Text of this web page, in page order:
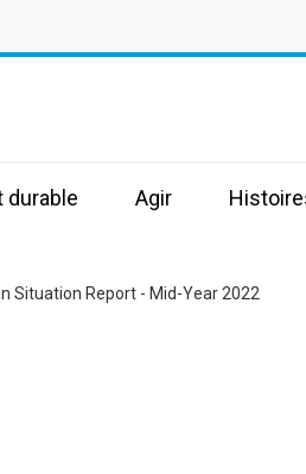
durable Agir
Situation Report - Mid-Year 2022